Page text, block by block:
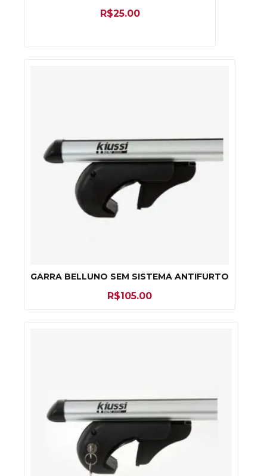
R$25.00
GARRA BELLUNO SEM SISTEMA ANTIFURTO
R$105.00